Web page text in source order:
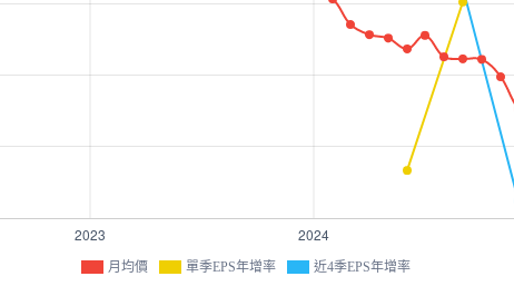
月均價 單季EPS年增率 近4季EPS年增率